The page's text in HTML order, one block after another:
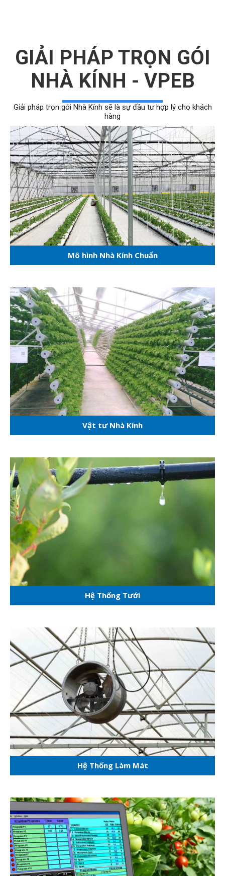
GIẢI PHÁP TRỌN GÓI
NHÀ KÍNH - VPEB
Giải pháp trọn gói Nhà Kính sẽ là sự đầu tư hợp lý cho khách
hàng
Mô hình Nhà Kính Chuẩn
Vật tư Nhà Kính
Hệ Thống Tưới
Hệ Thống Làm Mát